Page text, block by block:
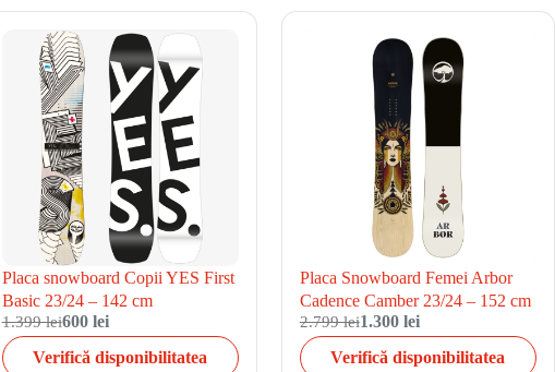
Placa snowboard Copii YES First
Basic 23/24 – 142 cm
1.399 lei600 lei
Verifică disponibilitatea
Placa Snowboard Femei Arbor
Cadence Camber 23/24 – 152 cm
2.799 lei1.300 lei
Verifică disponibilitatea